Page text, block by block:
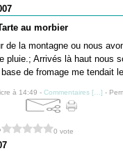
au morbier
de la montagne ou nous
pluie.; Arrivés là haut nous
de fromage me tendait
à 14:49 - Commentaires [… ] -
0 vote